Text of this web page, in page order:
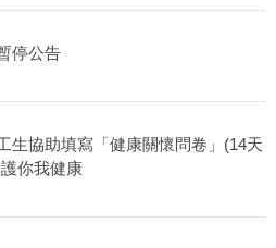
停公告
生協助填寫「健康關懷問卷」(14天
你我健康